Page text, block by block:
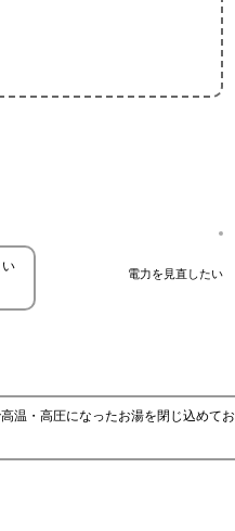
電力を見直したい
温・高圧になったお湯を閉じ込めてお